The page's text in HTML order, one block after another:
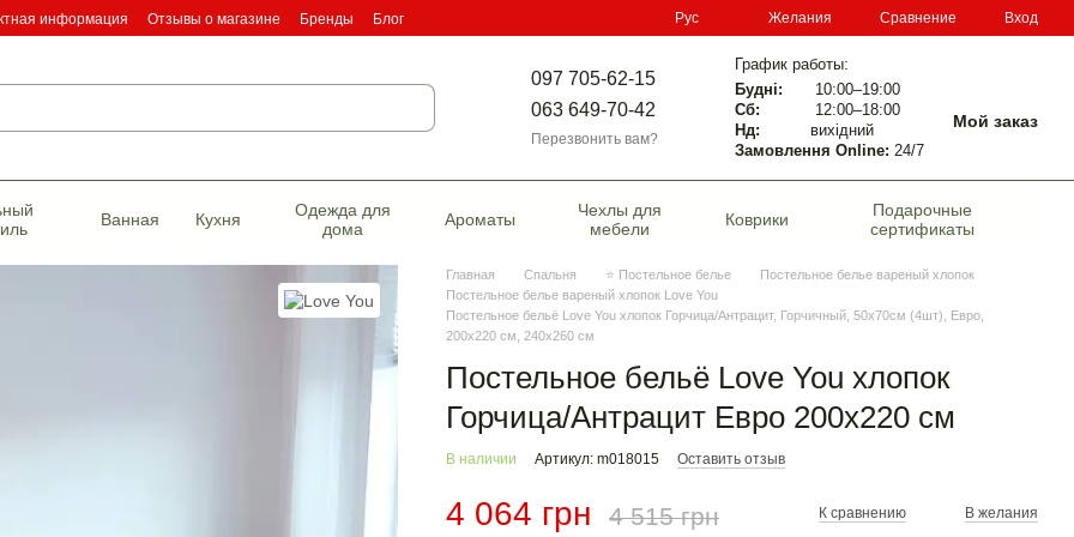
информация Отзывы о магазине Бренды
Блог
Рус Желания Сравнение Вход
097 705-62-15
063 649-70-42
Перезвонить вам?
График работы:
Будні:
10:00–19:00
Сб:
12:00–18:00
Нд:
вихідний
Замовлення Online: 24/7
Мой заказ
Ванная Кухня
Одежда для
дома
Ароматы
Чехлы для
мебели
Коврики
Подарочные
сертификаты
Главная Спальня ⭐ Постельное белье
Постельное белье вареный хлопок
Постельное белье вареный хлопок Love You
Постельное бельё Love You хлопок Горчица/Антрацит, Горчичный, 50х70см (4шт), Евро,
200х220 см, 240х260 см
Постельное бельё Love You хлопок
Горчица/Антрацит Евро 200х220 см
В наличии Артикул: m018015 Оставить отзыв
4 064 грн 4 515 грн К сравнению В желания